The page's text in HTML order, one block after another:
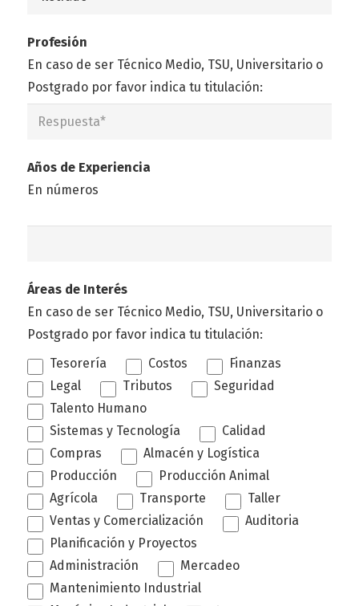
Profesión
En caso de ser Técnico Medio, TSU, Universitario o
Postgrado por favor indica tu titulación:
Años de Experiencia
En números
Áreas de Interés
En caso de ser Técnico Medio, TSU, Universitario o
Postgrado por favor indica tu titulación:
Tesorería
Costos
Finanzas
Legal
Tributos
Seguridad
Talento Humano
Sistemas y Tecnología
Calidad
Compras
Almacén y Logística
Producción
Producción Animal
Agrícola
Transporte
Taller
Ventas y Comercialización
Auditoria
Planificación y Proyectos
Administración
Mercadeo
Mantenimiento Industrial